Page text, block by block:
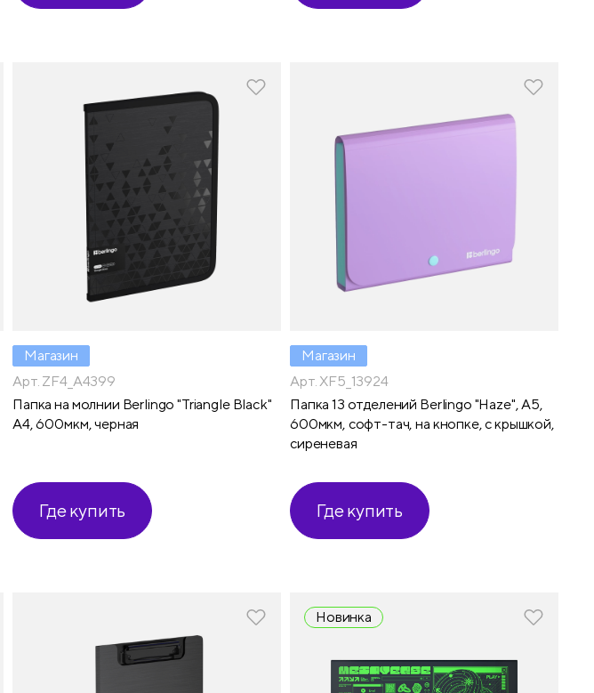
Магазин
Арт. ZF4_A4399
Папка на молнии Berlingo "Triangle Black"
А4, 600мкм, черная
Где купить
Магазин
Арт. XF5_13924
Папка 13 отделений Berlingo "Haze", А5,
600мкм, софт-тач, на кнопке, с крышкой,
сиреневая
Где купить
Новинка